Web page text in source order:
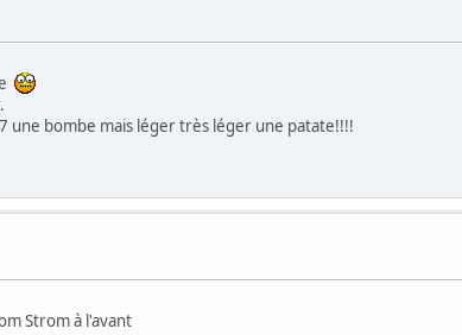
une bombe mais léger très léger une patate!!!!
Strom à l'avant